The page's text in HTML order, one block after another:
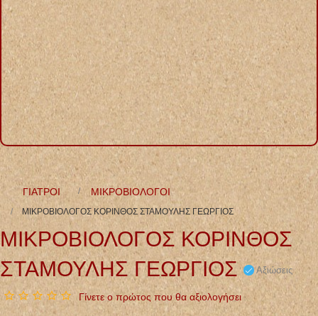
ΓΙΑΤΡΟΙ ΜΙΚΡΟΒΙΟΛΟΓΟΙ
ΜΙΚΡΟΒΙΟΛΟΓΟΣ ΚΟΡΙΝΘΟΣ ΣΤΑΜΟΥΛΗΣ ΓΕΩΡΓΙΟΣ
ΜΙΚΡΟΒΙΟΛΟΓΟΣ ΚΟΡΙΝΘΟΣ
ΣΤΑΜΟΥΛΗΣ ΓΕΩΡΓΙΟΣ
Αξιώσεις
Γίνετε ο πρώτος που θα αξιολογήσει